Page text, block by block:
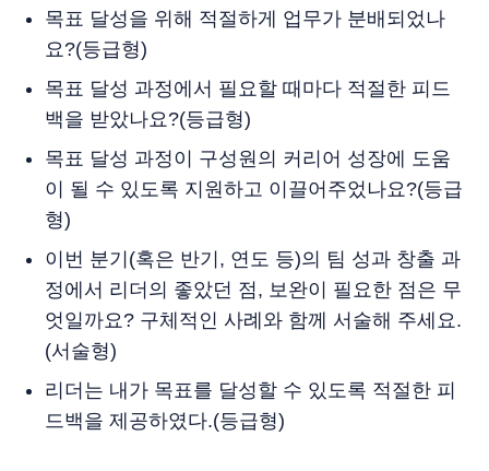
목표 달성을 위해 적절하게 업무가 분배되었나
요?(등급형)
목표 달성 과정에서 필요할 때마다 적절한 피드
백을 받았나요?(등급형)
목표 달성 과정이 구성원의 커리어 성장에 도움
이 될 수 있도록 지원하고 이끌어주었나요?(등급
형)
이번 분기(혹은 반기, 연도 등)의 팀 성과 창출 과
정에서 리더의 좋았던 점, 보완이 필요한 점은 무
엇일까요? 구체적인 사례와 함께 서술해 주세요.
(서술형)
리더는 내가 목표를 달성할 수 있도록 적절한 피
드백을 제공하였다.(등급형)